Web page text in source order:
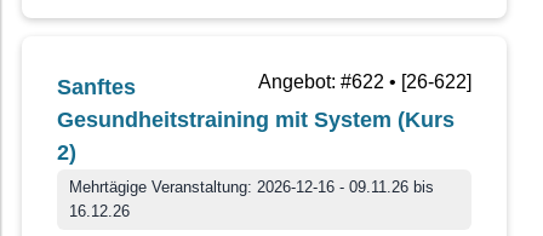
Angebot: #622 • [26-622]
Sanftes
Gesundheitstraining mit System (Kurs
2)
Mehrtägige Veranstaltung: 2026-12-16 - 09.11.26 bis
16.12.26